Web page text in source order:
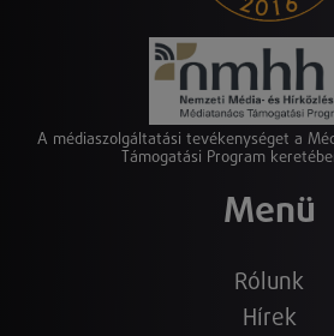
A médiaszolgáltatási tevékenységet a
Támogatási Program
Menü
Rólunk
Hírek